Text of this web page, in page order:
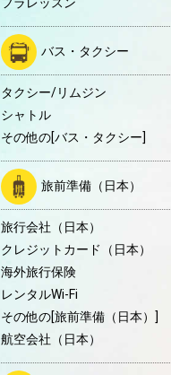
フラレッスン
バス・タクシー
タクシー/リムジン
シャトル
その他の[バス・タクシー]
旅前準備（日本）
旅行会社（日本）
クレジットカード（日本）
海外旅行保険
レンタルWi-Fi
その他の[旅前準備（日本）]
航空会社（日本）